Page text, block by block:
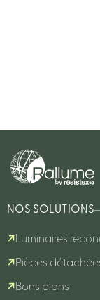
NOS SOLUTIONS
Luminaires
Pièces
Bons plans